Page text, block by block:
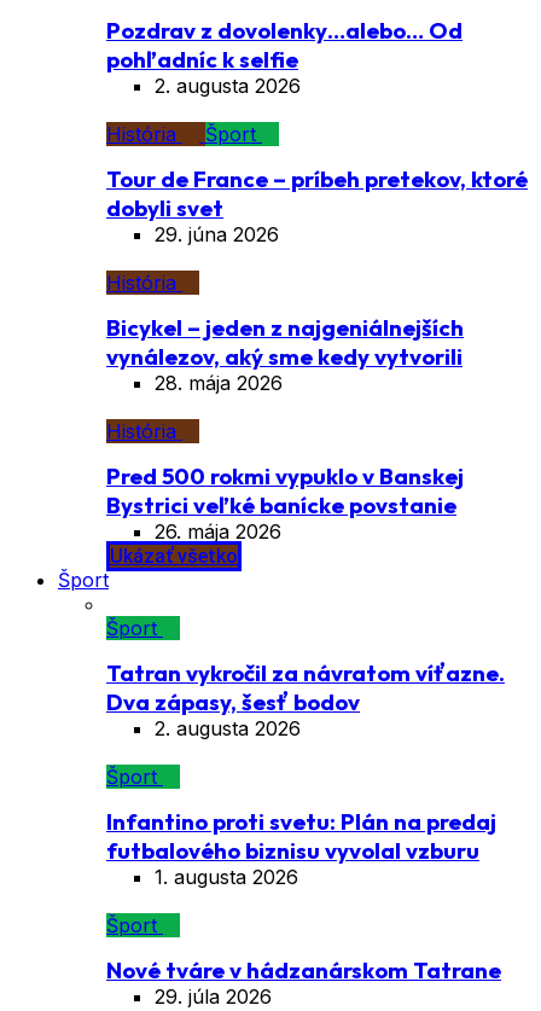
Pozdrav z dovolenky…alebo… Od
pohľadníc k selfie
2. augusta 2026
História
Šport
Tour de France – príbeh pretekov, ktoré
dobyli svet
29. júna 2026
História
Bicykel – jeden z najgeniálnejších
vynálezov, aký sme kedy vytvorili
28. mája 2026
História
Pred 500 rokmi vypuklo v Banskej
Bystrici veľké banícke povstanie
26. mája 2026
Ukázať všetko
Šport
Šport
Tatran vykročil za návratom víťazne.
Dva zápasy, šesť bodov
2. augusta 2026
Šport
Infantino proti svetu: Plán na predaj
futbalového biznisu vyvolal vzburu
1. augusta 2026
Šport
Nové tváre v hádzanárskom Tatrane
29. júla 2026